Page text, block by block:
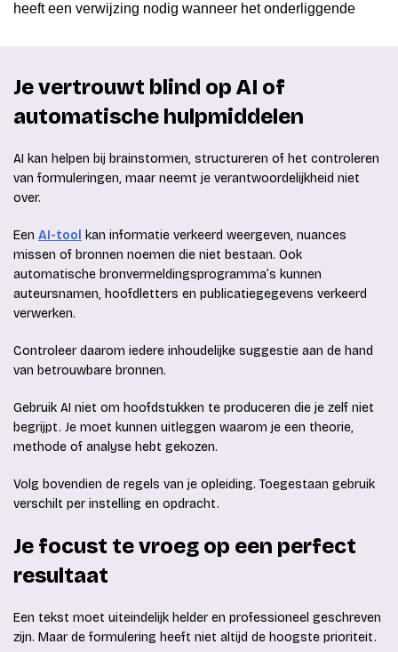
heeft een verwijzing nodig wanneer het onderliggende
Je vertrouwt blind op AI of
automatische hulpmiddelen
AI kan helpen bij brainstormen, structureren of het controleren
van formuleringen, maar neemt je verantwoordelijkheid niet
over.
Een AI-tool
kan informatie verkeerd weergeven, nuances
missen of bronnen noemen die niet bestaan. Ook
automatische bronvermeldingsprogramma’s kunnen
auteursnamen, hoofdletters en publicatiegegevens verkeerd
verwerken.
Controleer daarom iedere inhoudelijke suggestie aan de hand
van betrouwbare bronnen.
Gebruik AI niet om hoofdstukken te produceren die je zelf niet
begrijpt. Je moet kunnen uitleggen waarom je een theorie,
methode of analyse hebt gekozen.
Volg bovendien de regels van je opleiding. Toegestaan gebruik
verschilt per instelling en opdracht.
Je focust te vroeg op een perfect
resultaat
Een tekst moet uiteindelijk helder en professioneel geschreven
zijn. Maar de formulering heeft niet altijd de hoogste prioriteit.